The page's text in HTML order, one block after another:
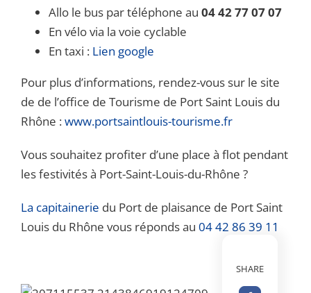
Allo le bus par téléphone au 04 42 77 07 07
En vélo via la voie cyclable
En taxi : Lien google
Pour plus d’informations, rendez-vous sur le site
de de l’office de Tourisme de Port Saint Louis du
Rhône :www.portsaintlouis-tourisme.fr
Vous souhaitez profiter d’une place à flot pendant
les festivités à Port-Saint-Louis-du-Rhône ?
La capitainerie du Port de plaisance de Port Saint
Louis du Rhône vous réponds au 04 42 86 39 11
SHARE